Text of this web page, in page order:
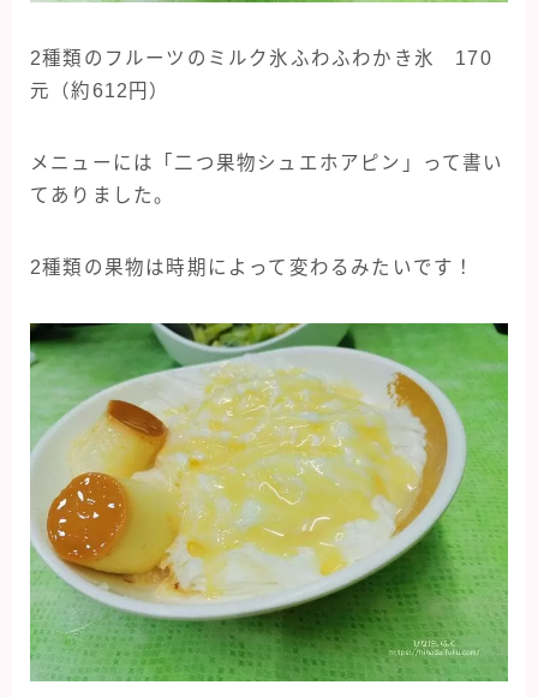
2種類のフルーツのミルク氷ふわふわかき氷 170
元（約612円）
メニューには「二つ果物シュエホアピン」って書い
てありました。
2種類の果物は時期によって変わるみたいです！